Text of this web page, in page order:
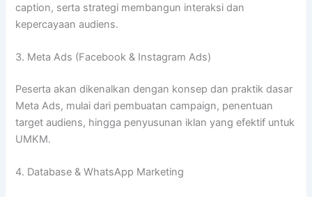
caption, serta strategi membangun interaksi dan
kepercayaan audiens.
3. Meta Ads (Facebook & Instagram Ads)
Peserta akan dikenalkan dengan konsep dan praktik dasar
Meta Ads, mulai dari pembuatan campaign, penentuan
target audiens, hingga penyusunan iklan yang efektif untuk
UMKM.
4. Database & WhatsApp Marketing